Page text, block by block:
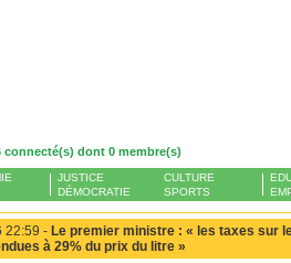
connecté(s) dont 0 membre(s)
JUSTICE
DÉMOCRATIE
CULTURE
SPORTS
22:59 - Le premier ministre : « les taxes sur
à 29% du prix du litre »